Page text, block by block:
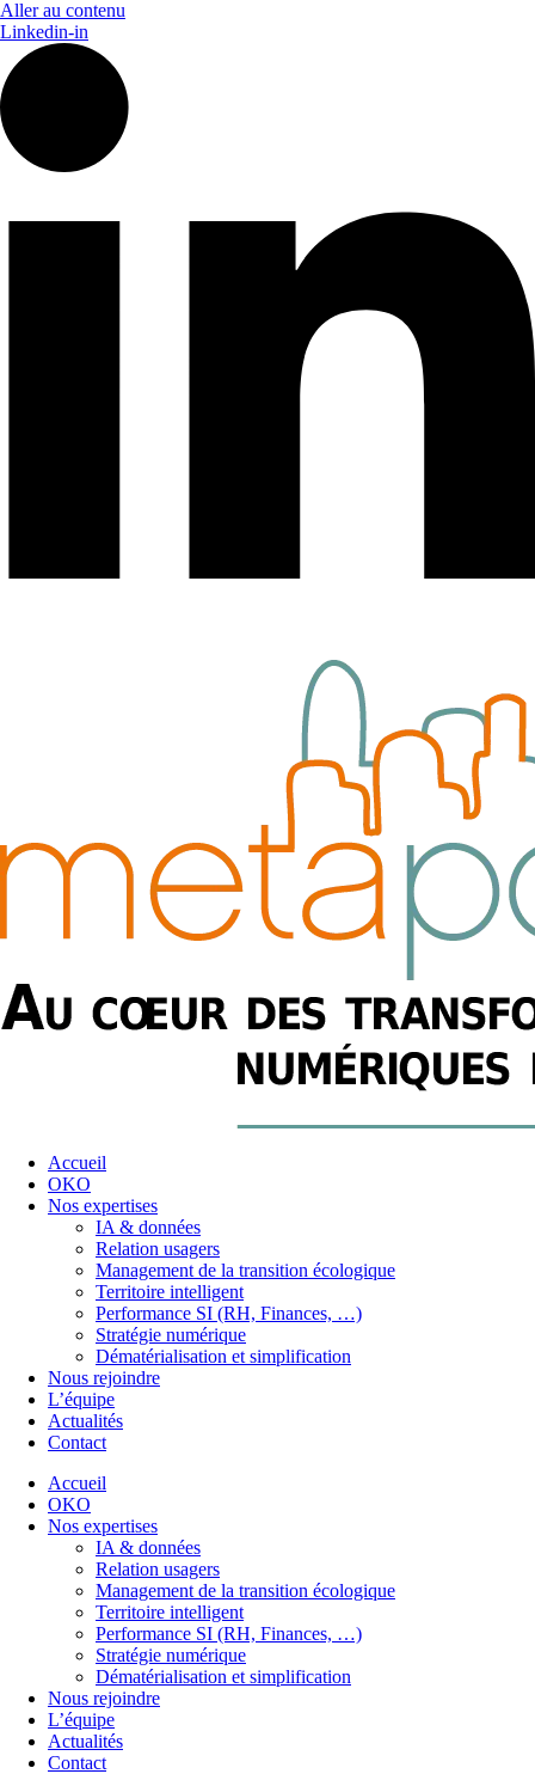
Aller au contenu
Linkedin-in
Accueil
OKO
Nos expertises
IA & données
Relation usagers
Management de la transition écologique
Territoire intelligent
Performance SI (RH, Finances, …)
Stratégie numérique
Dématérialisation et simplification
Nous rejoindre
L’équipe
Actualités
Contact
Accueil
OKO
Nos expertises
IA & données
Relation usagers
Management de la transition écologique
Territoire intelligent
Performance SI (RH, Finances, …)
Stratégie numérique
Dématérialisation et simplification
Nous rejoindre
L’équipe
Actualités
Contact